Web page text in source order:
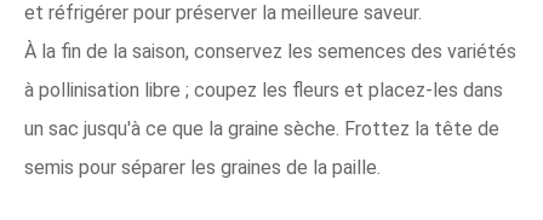
et réfrigérer pour préserver la meilleure saveur.
À la fin de la saison, conservez les semences des variétés
à pollinisation libre ; coupez les fleurs et placez-les dans
un sac jusqu'à ce que la graine sèche. Frottez la tête de
semis pour séparer les graines de la paille.